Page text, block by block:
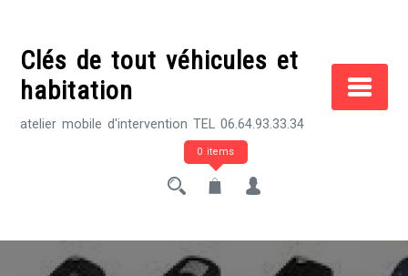
contentClés de tout véhicules et
habitation
atelier mobile d'intervention TEL 06.64.93.33.34
0 items